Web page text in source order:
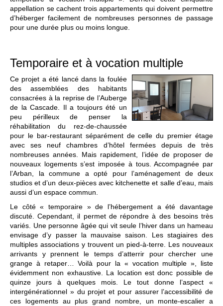
appellation se cachent trois appartements qui doivent permettre
d’héberger facilement de nombreuses personnes de passage
pour une durée plus ou moins longue.
Temporaire et à vocation multiple
Ce projet a été lancé dans la foulée
des assemblées des habitants
consacrées à la reprise de l’Auberge
de la Cascade. Il a toujours été un
peu périlleux de penser la
réhabilitation du rez-de-chaussée
pour le bar-restaurant séparément de celle du premier étage
avec ses neuf chambres d’hôtel fermées depuis de très
nombreuses années. Mais rapidement, l’idée de proposer de
nouveaux logements s’est imposée à tous. Accompagnée par
l’Arban, la commune a opté pour l’aménagement de deux
studios et d’un deux-pièces avec kitchenette et salle d’eau, mais
aussi d’un espace commun.
Le côté « temporaire » de l’hébergement a été davantage
discuté. Cependant, il permet de répondre à des besoins très
variés. Une personne âgée qui vit seule l’hiver dans un hameau
envisage d’y passer la mauvaise saison. Les stagiaires des
multiples associations y trouvent un pied-à-terre. Les nouveaux
arrivants y prennent le temps d’atterrir pour chercher une
grange à retaper… Voilà pour la « vocation multiple », liste
évidemment non exhaustive. La location est donc possible de
quinze jours à quelques mois. Le tout donne l’aspect «
intergénérationnel » du projet et pour assurer l’accessibilité de
ces logements au plus grand nombre, un monte-escalier a